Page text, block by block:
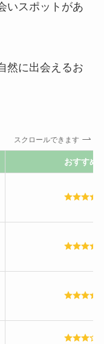
いスポットがあ
然に出会えるお
スクロールできます
おすすめ